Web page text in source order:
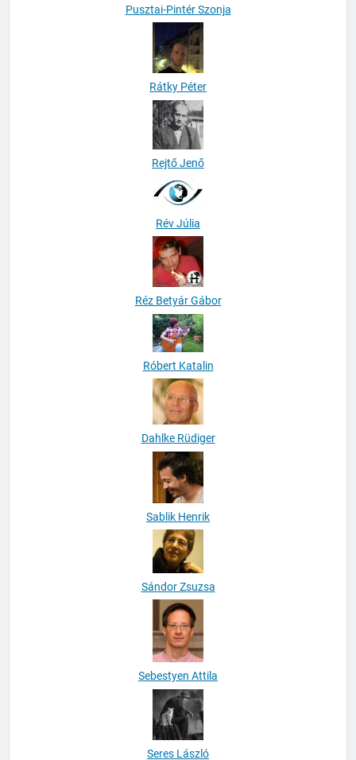
Pusztai-Pintér Szonja
Rátky Péter
Rév Júlia
Réz Betyár Gábor
Róbert Katalin
Dahlke Rüdiger
Sablik Henrik
Sándor Zsuzsa
Sebestyen Attila